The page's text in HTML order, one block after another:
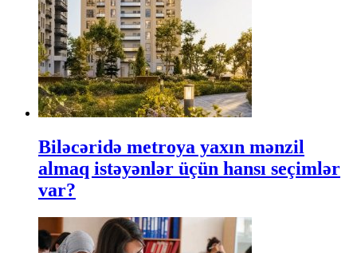
Biləcəridə metroya yaxın mənzil
almaq istəyənlər üçün hansı seçimlər
var?